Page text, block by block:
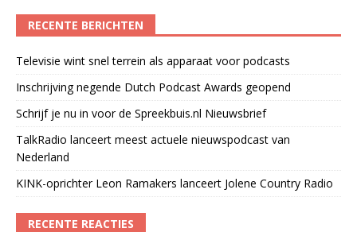
RECENTE BERICHTEN
Televisie wint snel terrein als apparaat voor podcasts
Inschrijving negende Dutch Podcast Awards geopend
Schrijf je nu in voor de Spreekbuis.nl Nieuwsbrief
TalkRadio lanceert meest actuele nieuwspodcast van
Nederland
KINK-oprichter Leon Ramakers lanceert Jolene Country Radio
RECENTE REACTIES